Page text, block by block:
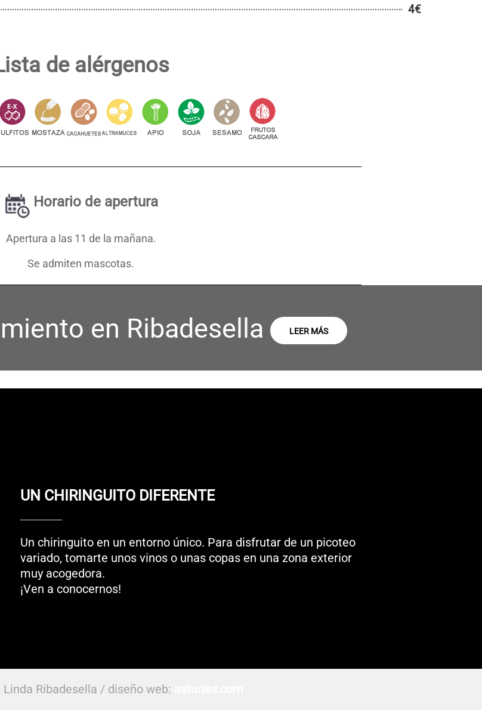
4€
de alérgenos
Horario de apertura
Apertura a las 11 de la mañana.
Se admiten mascotas.
en Ribadesella LEER MÁS
UN CHIRINGUITO DIFERENTE
Un chiringuito en un entorno único. Para disfrutar de un picoteo
variado, tomarte unos vinos o unas copas en una zona exterior
muy acogedora.
¡Ven a conocernos!
Linda Ribadesella / diseño web: